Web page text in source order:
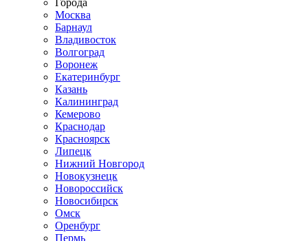
Города
Москва
Барнаул
Владивосток
Волгоград
Воронеж
Екатеринбург
Казань
Калининград
Кемерово
Краснодар
Красноярск
Липецк
Нижний Новгород
Новокузнецк
Новороссийск
Новосибирск
Омск
Оренбург
Пермь